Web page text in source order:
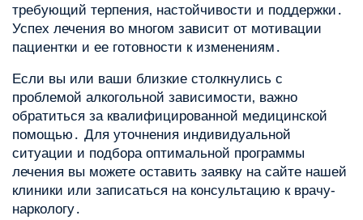
требующий терпения‚ настойчивости и поддержки․
Успех лечения во многом зависит от мотивации
пациентки и ее готовности к изменениям․
Если вы или ваши близкие столкнулись с
проблемой алкогольной зависимости‚ важно
обратиться за квалифицированной медицинской
помощью․ Для уточнения индивидуальной
ситуации и подбора оптимальной программы
лечения вы можете оставить заявку на сайте нашей
клиники или записаться на консультацию к врачу-
наркологу․